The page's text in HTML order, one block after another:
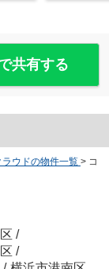
共有する
ラウドの物件一覧 > コ
/
/